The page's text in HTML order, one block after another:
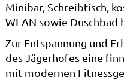
Minibar, Schreibtisch,
WLAN sowie Duschbad
Zur Entspannung und
des Jägerhofes eine
mit modernen